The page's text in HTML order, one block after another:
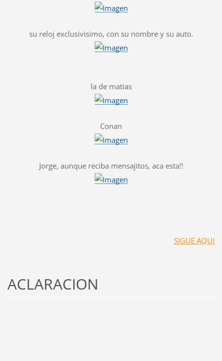
su reloj exclusivisimo, con su nombre y su auto.
la de matias
Conan
Jorge, aunque reciba mensajitos, aca esta!!
SIGUE AQUI
ACLARACION